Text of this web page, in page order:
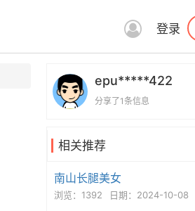
登录
epu*****422
分享了1条信息
相关推荐
南山长腿美女
浏览：1392 日期：2024-10-08